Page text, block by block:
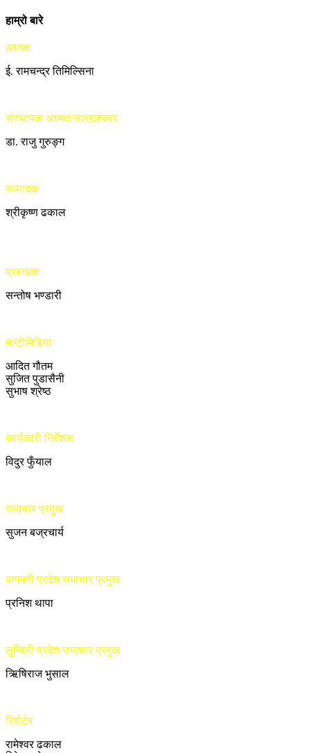
हाम्रो बारे
अध्यक्ष
ई. रामचन्द्र तिमिल्सिना
संस्थापक अध्यक्ष/सल्लाहकार
डा. राजु गुरुङ्ग
सम्पादक
श्रीकृष्ण ढकाल
प्रबन्धक
सन्तोष भण्डारी
मल्टीमिडिया
आदित गौतम
सुजित पुडासैनी
सुभाष श्रेष्ठ
कार्यकारी निर्देशक
विदुर फुँयाल
समाचार प्रमुख
सुजन बज्रचार्य
बागमती प्रदेश समाचार प्रमुख
प्रनिश थापा
लुम्बिनी प्रदेश समाचार प्रमुख
ऋिषिराज भुसाल
रिपोर्टर
रामेश्वर ढकाल